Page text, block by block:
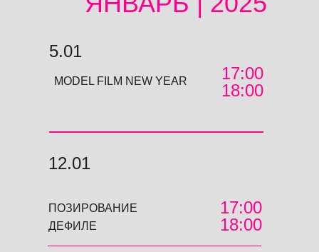
5.01
17:00
18:00
MODEL FILM NEW YEAR
12.01
17:00
18:00
ПОЗИРОВАНИЕ
ДЕФИЛЕ